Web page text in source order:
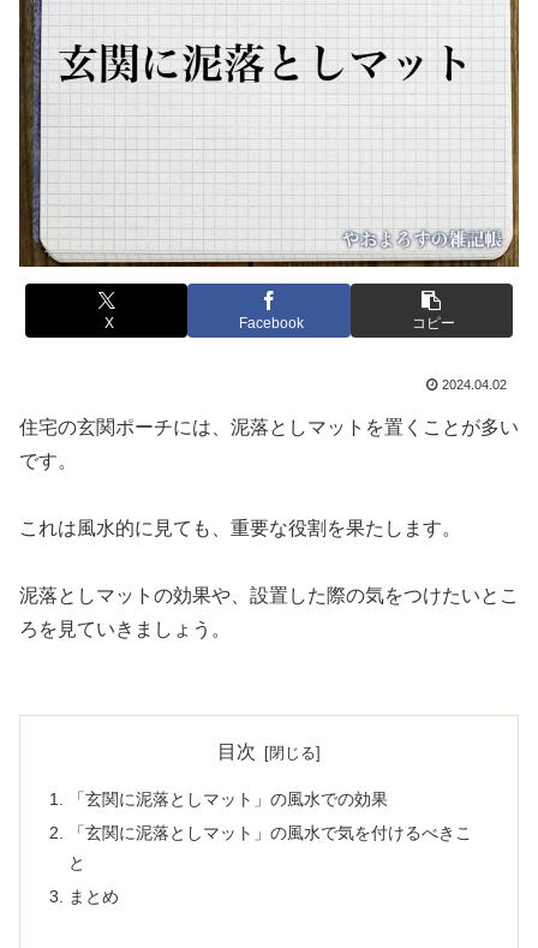
X Facebook コピー
2024.04.02
住宅の玄関ポーチには、泥落としマットを置くことが多い
です。
これは風水的に見ても、重要な役割を果たします。
泥落としマットの効果や、設置した際の気をつけたいとこ
ろを見ていきましょう。
目次
「玄関に泥落としマット」の風水での効果
「玄関に泥落としマット」の風水で気を付けるべきこ
と
まとめ